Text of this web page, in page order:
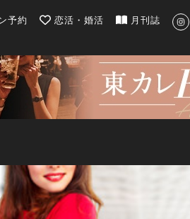
ー | 最新のグルメ、洗練されたライフ
予約 恋活・婚活 月刊誌